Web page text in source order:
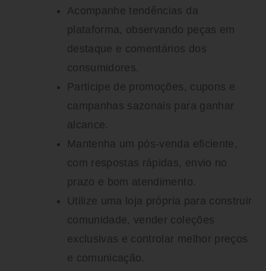
Acompanhe tendências da
plataforma, observando peças em
destaque e comentários dos
consumidores.
Participe de promoções, cupons e
campanhas sazonais para ganhar
alcance.
Mantenha um pós-venda eficiente,
com respostas rápidas, envio no
prazo e bom atendimento.
Utilize uma loja própria para construir
comunidade, vender coleções
exclusivas e controlar melhor preços
e comunicação.